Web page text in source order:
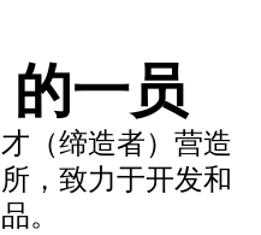
一员
（缔造者）营造
，致力于开发和
。